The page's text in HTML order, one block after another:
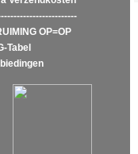
OP=OP
Tabel